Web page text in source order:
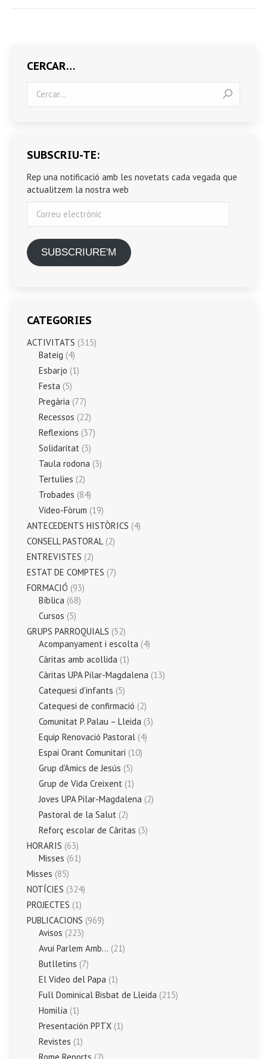
CERCAR…
SUBSCRIU-TE:
Rep una notificació amb les novetats cada vegada que
actualitzem la nostra web
electrònic
SUBSCRIURE'M
CATEGORIES
ACTIVITATS (315)
Bateig (4)
Esbarjo (1)
Festa (5)
Pregària (77)
Recessos (22)
Reflexions (37)
Solidaritat (3)
Taula rodona (3)
Tertulies (2)
Trobades (84)
Vídeo-Fòrum (19)
ANTECEDENTS HISTÒRICS (4)
CONSELL PASTORAL (2)
ENTREVISTES (2)
ESTAT DE COMPTES (7)
FORMACIÓ (93)
Bíblica (68)
Cursos (5)
GRUPS PARROQUIALS (52)
Acompanyament i escolta (4)
Càritas amb acollida (1)
Càritas UPA Pilar-Magdalena (13)
Catequesi d’infants (5)
Catequesi de confirmació (2)
Comunitat P. Palau – Lleida (3)
Equip Renovació Pastoral (4)
Espai Orant Comunitari (10)
Grup d'Amics de Jesús (5)
Grup de Vida Creixent (1)
Joves UPA Pilar-Magdalena (2)
Pastoral de la Salut (2)
Reforç escolar de Càritas (3)
HORARIS (63)
Misses (61)
Misses (85)
NOTÍCIES (324)
PROJECTES (1)
PUBLICACIONS (969)
Avisos (223)
Avui Parlem Amb… (21)
Butlletins (7)
El Vídeo del Papa (1)
Full Dominical Bisbat de Lleida (215)
Homilía (1)
Presentación PPTX (1)
Revistes (1)